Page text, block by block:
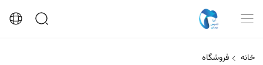
خانه فروشگاه